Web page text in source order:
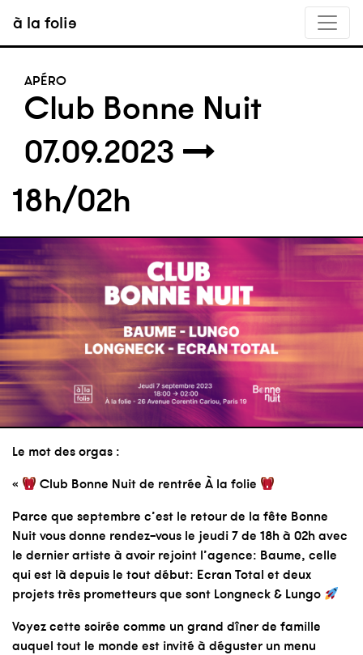
à la folie
Club Bonne Nuit
APÉRO
07.09.2023
18h/02h
Le mot des orgas :
«
Club Bonne Nuit de rentrée À la folie
Parce que septembre c’est le retour de la fête Bonne
Nuit vous donne rendez-vous le jeudi 7 de 18h à 02h avec
le dernier artiste à avoir rejoint l’agence: Baume, celle
qui est là depuis le tout début: Ecran Total et deux
projets très prometteurs que sont Longneck & Lungo
Voyez cette soirée comme un grand dîner de famille
auquel tout le monde est invité à déguster un menu